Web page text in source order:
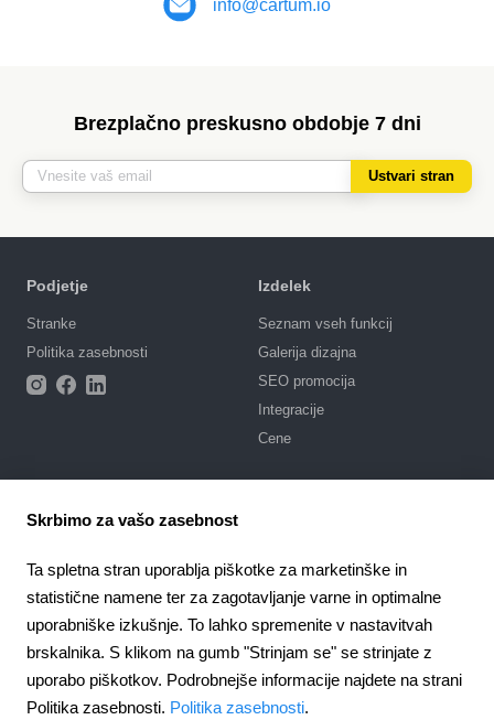
info@cartum.io
Brezplačno preskusno obdobje 7 dni
Ustvari stran
Podjetje
Stranke
Politika zasebnosti
Izdelek
Seznam vseh funkcij
Galerija dizajna
SEO promocija
Integracije
Cene
Portal podpore
4.6 924отзыва
Slovenia
Skrbimo za vašo zasebnost
Ta spletna stran uporablja piškotke za marketinške in
statistične namene ter za zagotavljanje varne in optimalne
uporabniške izkušnje. To lahko spremenite v nastavitvah
brskalnika. S klikom na gumb "Strinjam se" se strinjate z
uporabo piškotkov. Podrobnejše informacije najdete na strani
Politika zasebnosti. Politika zasebnosti.